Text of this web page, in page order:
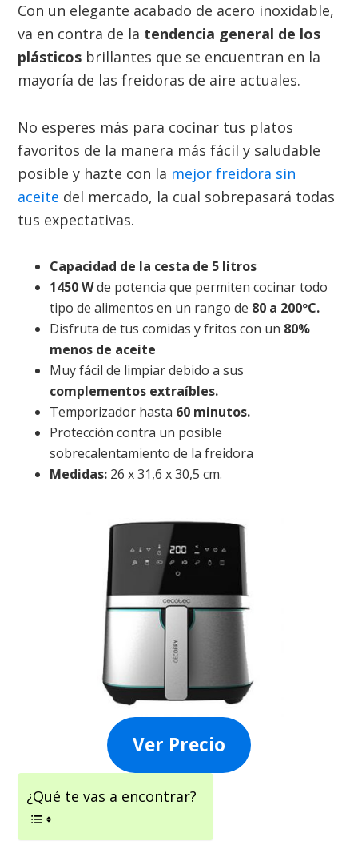
Con un elegante acabado de acero inoxidable,
va en contra de la tendencia general de los
plásticos brillantes que se encuentran en la
mayoría de las freidoras de aire actuales.
No esperes más para cocinar tus platos
favoritos de la manera más fácil y saludable
posible y hazte con la mejor freidora sin
aceite del mercado, la cual sobrepasará todas
tus expectativas.
Capacidad de la cesta de 5 litros
1450 Wde potencia que permiten cocinar todo
tipo de alimentos en un rango de 80 a 200ºC.
Disfruta de tus comidas y fritos con un 80%
menos de aceite
Muy fácil de limpiar debido a sus
complementos extraíbles.
Temporizador hasta 60 minutos.
Protección contra un posible
sobrecalentamiento de la freidora
Medidas: 26 x 31,6 x 30,5 cm.
Ver Precio
¿Qué te vas a encontrar?